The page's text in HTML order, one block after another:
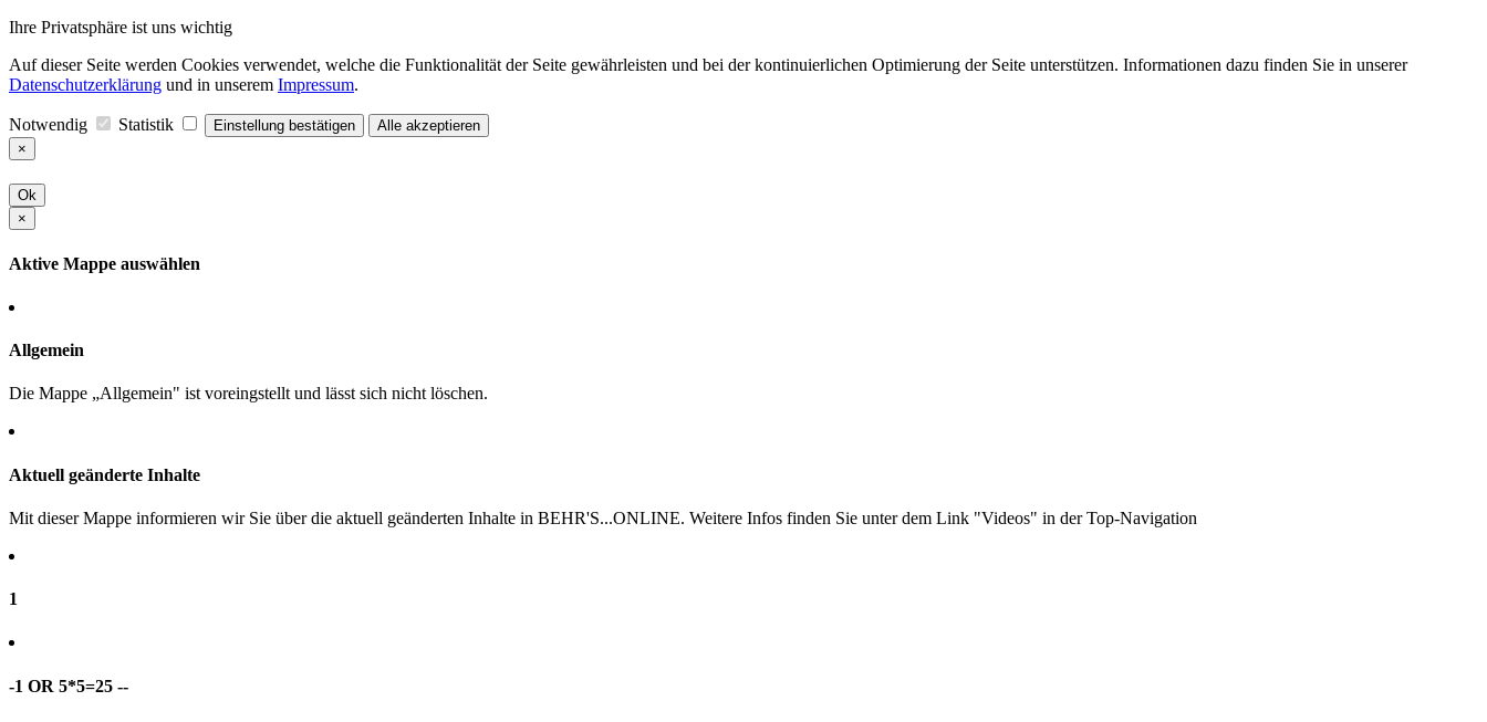
Ihre Privatsphäre ist uns wichtig
Auf dieser Seite werden Cookies verwendet, welche die Funktionalität der Seite gewährleisten und bei der kontinuierlichen Optimierung der Seite unterstützen. Informationen dazu finden Sie in unserer
Datenschutzerklärung und in unserem Impressum.
Notwendig Statistik Einstellung bestätigen
Alle akzeptieren
×
Ok
×
Aktive Mappe auswählen
Allgemein
Die Mappe „Allgemein" ist voreingstellt und lässt sich nicht löschen.
Aktuell geänderte Inhalte
Mit dieser Mappe informieren wir Sie über die aktuell geänderten Inhalte in BEHR'S...ONLINE. Weitere Infos finden Sie unter dem Link "Videos" in der Top-Navigation
1
-1 OR 5*5=25 --